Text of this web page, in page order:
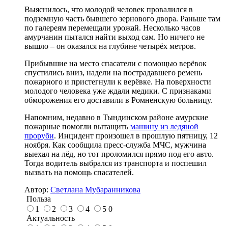
Выяснилось, что молодой человек провалился в
подземную часть бывшего зернового двора. Раньше там
по галереям перемещали урожай. Несколько часов
амурчанин пытался найти выход сам. Но ничего не
вышло – он оказался на глубине четырёх метров.
Прибывшие на место спасатели с помощью верёвок
спустились вниз, надели на пострадавшего ремень
пожарного и пристегнули к верёвке. На поверхности
молодого человека уже ждали медики. С признаками
обморожения его доставили в Ромненскую больницу.
Напомним, недавно в Тындинском районе амурские
пожарные помогли вытащить машину из ледяной
проруби. Инцидент произошел в прошлую пятницу, 12
ноября. Как сообщила пресс-служба МЧС, мужчина
выехал на лёд, но тот проломился прямо под его авто.
Тогда водитель выбрался из транспорта и поспешил
вызвать на помощь спасателей.
Автор: Светлана Мубаранникова
Польза
1
2 3 4 5 0
Актуальность